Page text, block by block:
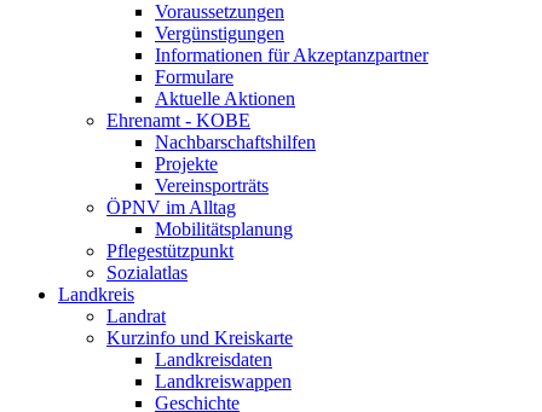
Voraussetzungen
Vergünstigungen
Informationen für Akzeptanzpartner
Formulare
Aktuelle Aktionen
Ehrenamt - KOBE
Nachbarschaftshilfen
Projekte
Vereinsporträts
ÖPNV im Alltag
Mobilitätsplanung
Pflegestützpunkt
Sozialatlas
Landkreis
Landrat
Kurzinfo und Kreiskarte
Landkreisdaten
Landkreiswappen
Geschichte